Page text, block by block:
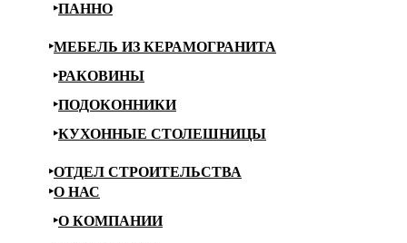
ПАННО
МЕБЕЛЬ ИЗ КЕРАМОГРАНИТА
РАКОВИНЫ
ПОДОКОННИКИ
КУХОННЫЕ СТОЛЕШНИЦЫ
ОТДЕЛ СТРОИТЕЛЬСТВА
О НАС
О КОМПАНИИ